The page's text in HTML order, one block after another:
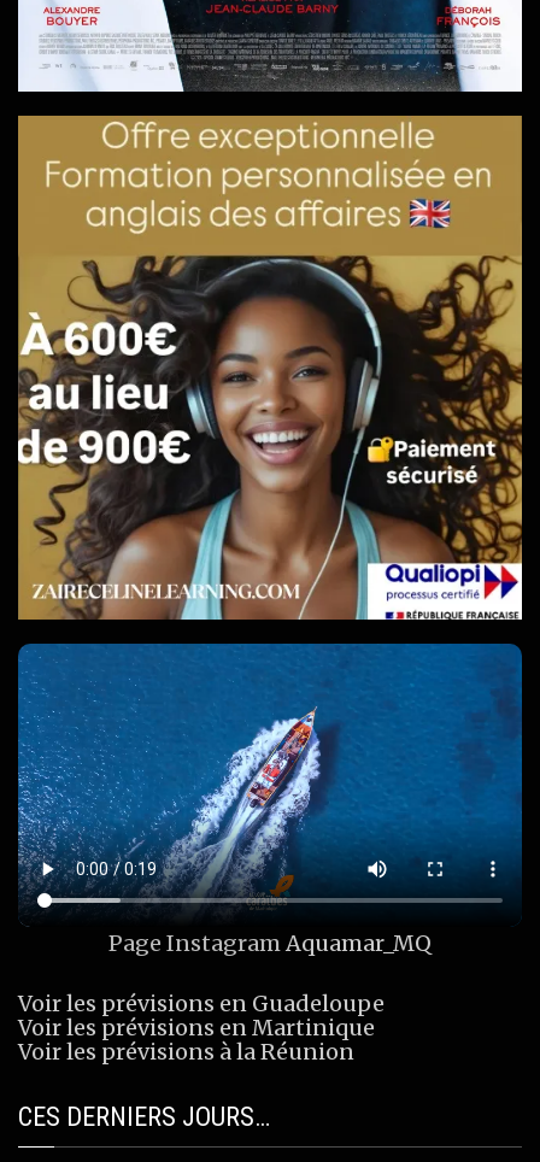
Page InstagramAquamar_MQ
Voir les prévisions en Guadeloupe
Voir les prévisions en Martinique
Voir les prévisions à la Réunion
CES DERNIERS JOURS…